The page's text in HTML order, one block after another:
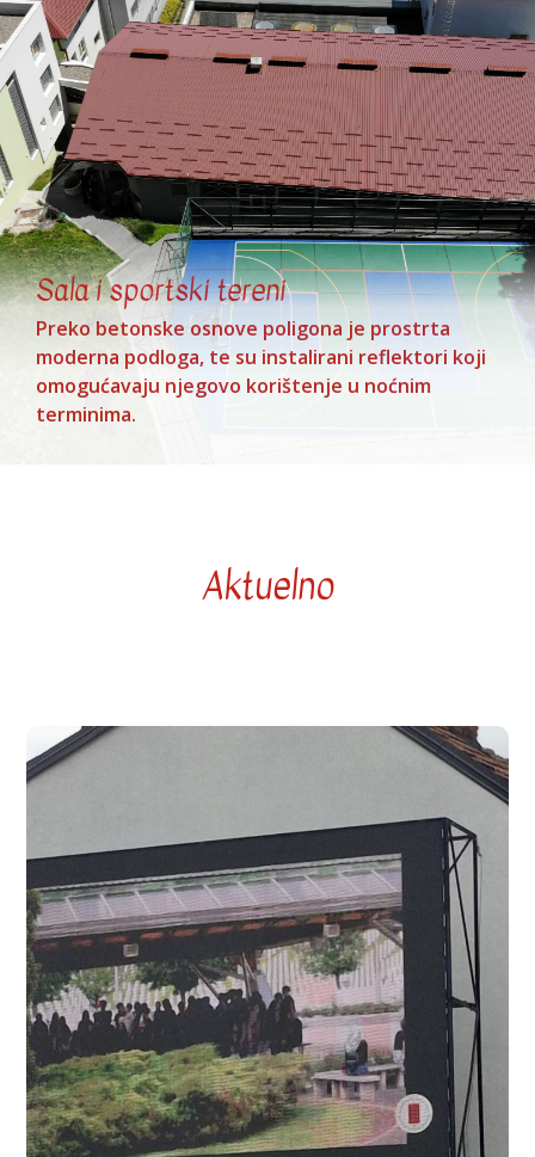
Sala i sportski tereni
Preko betonske osnove poligona je prostrta
moderna podloga, te su instalirani reflektori koji
omogućavaju njegovo korištenje u noćnim
terminima.
Aktuelno